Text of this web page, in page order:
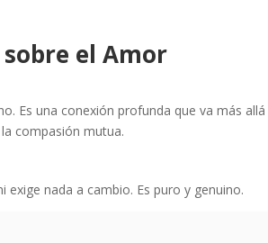
sobre el Amor
Es una conexión profunda que va más
compasión mutua.
nada a cambio. Es puro y genuino.